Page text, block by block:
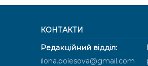
КОНТАКТИ
Редакційний відділ:
ilona.polesova@gmail.com